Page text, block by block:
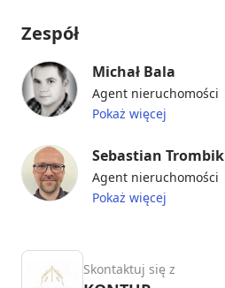
Zespół
Michał Bala
Agent nieruchomości
Pokaż więcej
Sebastian Trombik
Agent nieruchomości
Pokaż więcej
Skontaktuj się z